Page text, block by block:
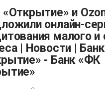
онлайн-
малого и
| Новости | Банк
- Банк «ФК